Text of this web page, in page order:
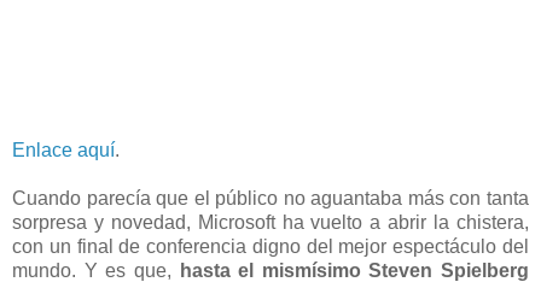
Enlace aquí.
Cuando parecía que el público no aguantaba más con tanta
sorpresa y novedad, Microsoft ha vuelto a abrir la chistera,
con un final de conferencia digno del mejor espectáculo del
mundo. Y es que,
hasta el mismísimo Steven Spielberg